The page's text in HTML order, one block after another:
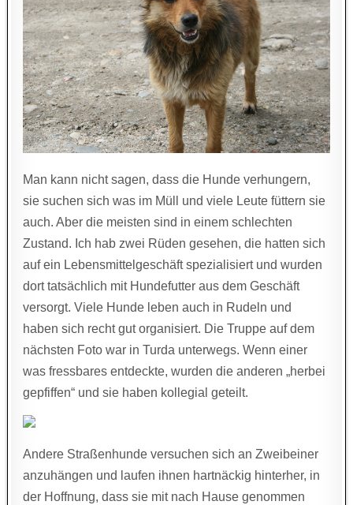
Man kann nicht sagen, dass die Hunde verhungern,
sie suchen sich was im Müll und viele Leute füttern sie
auch. Aber die meisten sind in einem schlechten
Zustand. Ich hab zwei Rüden gesehen, die hatten sich
auf ein Lebensmittelgeschäft spezialisiert und wurden
dort tatsächlich mit Hundefutter aus dem Geschäft
versorgt. Viele Hunde leben auch in Rudeln und
haben sich recht gut organisiert. Die Truppe auf dem
nächsten Foto war in Turda unterwegs. Wenn einer
was fressbares entdeckte, wurden die anderen „herbei
gepfiffen“ und sie haben kollegial geteilt.
Andere Straßenhunde versuchen sich an Zweibeiner
anzuhängen und laufen ihnen hartnäckig hinterher, in
der Hoffnung, dass sie mit nach Hause genommen